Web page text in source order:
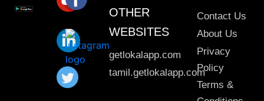
OTHER
WEBSITES
getlokalapp.com
tamil.getlokalapp.com
Contact Us
About Us
Privacy
Policy
Terms &